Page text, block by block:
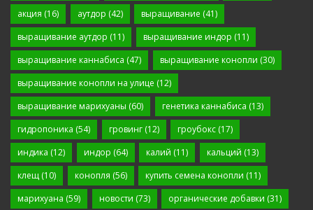
акция (16) аутдор (42) выращивание (41)
выращивание аутдор (11) выращивание индор (11)
выращивание каннабиса (47) выращивание конопли (30)
выращивание конопли на улице (12)
выращивание марихуаны (60) генетика каннабиса (13)
гидропоника (54) гровинг(12) гроубокс (17)
индика (12) индор (64) калий (11) кальций (13)
клещ (10) конопля (56) купить семена конопли (11)
марихуана (59) новости (73) органические добавки (31)